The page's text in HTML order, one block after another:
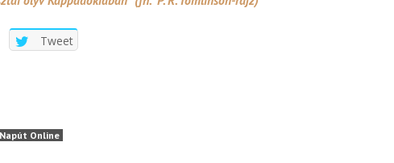
Tweet
Napút Online